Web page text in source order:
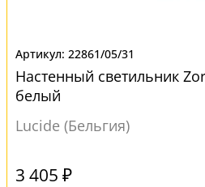
22861/05/31
Настенный светильник
белый
Lucide (Бельгия)
3 405 ₽